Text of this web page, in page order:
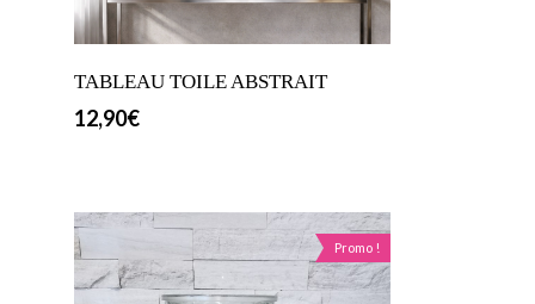
TABLEAU TOILE ABSTRAIT
12,90€
Promo !